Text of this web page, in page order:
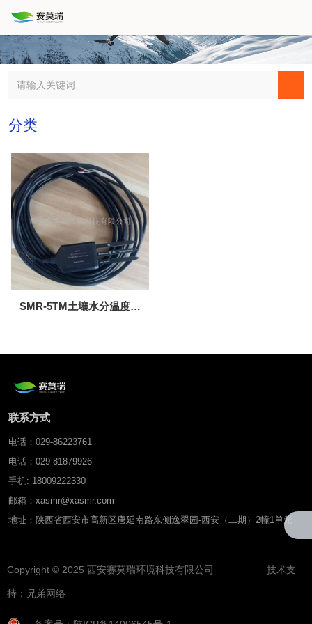
分类
SMR-5TM土壤水分温度传
联系方式
电话：029-86223761
电话：029-81879926
手机: 18009222330
邮箱：xasmr@xasmr.com
地址：陕西省西安市高新区唐延南路东侧逸翠园-西安（二期）2幢1单元
Copyright © 2025 西安赛莫瑞环境科技有限公司 技术支
持： 兄弟网络